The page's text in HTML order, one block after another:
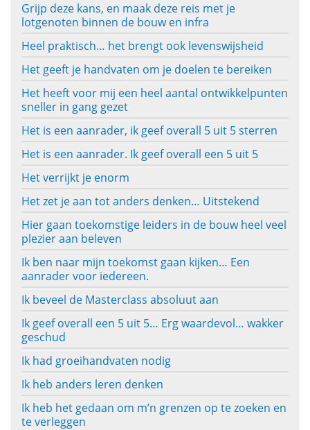
Grijp deze kans, en maak deze reis met je
lotgenoten binnen de bouw en infra
Heel praktisch… het brengt ook levenswijsheid
Het geeft je handvaten om je doelen te bereiken
Het heeft voor mij een heel aantal ontwikkelpunten
sneller in gang gezet
Het is een aanrader, ik geef overall 5 uit 5 sterren
Het is een aanrader. Ik geef overall een 5 uit 5
Het verrijkt je enorm
Het zet je aan tot anders denken… Uitstekend
Hier gaan toekomstige leiders in de bouw heel veel
plezier aan beleven
Ik ben naar mijn toekomst gaan kijken… Een
aanrader voor iedereen.
Ik beveel de Masterclass absoluut aan
Ik geef overall een 5 uit 5… Erg waardevol… wakker
geschud
Ik had groeihandvaten nodig
Ik heb anders leren denken
Ik heb het gedaan om m’n grenzen op te zoeken en
te verleggen